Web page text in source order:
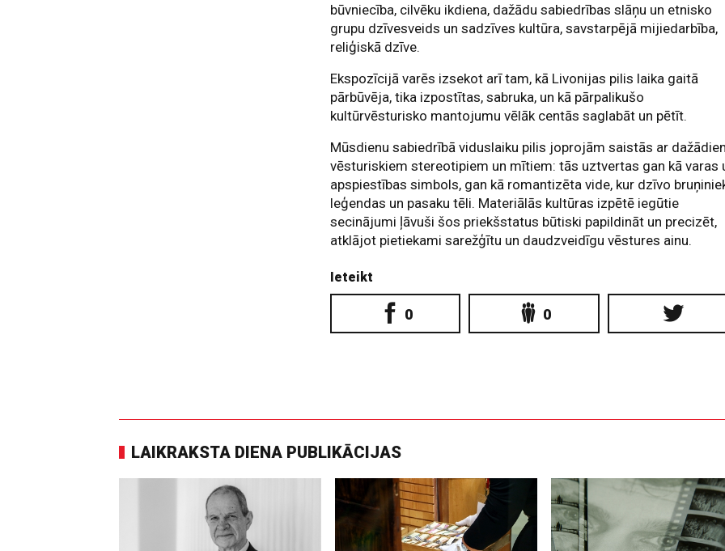
būvniecība, cilvēku ikdiena, dažādu sabiedrības slāņu un etnisko
grupu dzīvesveids un sadzīves kultūra, savstarpējā mijiedarbība,
reliģiskā dzīve.
Ekspozīcijā varēs izsekot arī tam, kā Livonijas pilis laika gaitā
pārbūvēja, tika izpostītas, sabruka, un kā pārpalikušo
kultūrvēsturisko mantojumu vēlāk centās saglabāt un pētīt.
Mūsdienu sabiedrībā viduslaiku pilis joprojām saistās ar
vēsturiskiem stereotipiem un mītiem: tās uztvertas gan kā varas
apspiestības simbols, gan kā romantizēta vide, kur dzīvo
leģendas un pasaku tēli. Materiālās kultūras izpētē iegūtie
secinājumi ļāvuši šos priekšstatus būtiski papildināt un precizēt,
atklājot pietiekami sarežģītu un daudzveidīgu vēstures ainu.
Ieteikt
0 0
LAIKRAKSTA DIENA PUBLIKĀCIJAS